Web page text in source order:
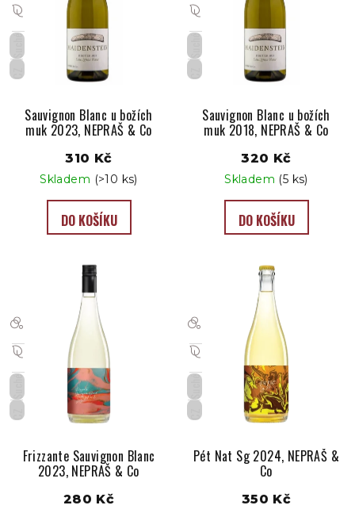
p
r
o
CZ
Suché
Sauvignon Blanc u božích
muk 2023, NEPRAŠ & Co
310 Kč
Skladem (>10 ks)
DO KOŠÍKU
CZ
Suché
Sauvignon Blanc u božích
muk 2018, NEPRAŠ & Co
320 Kč
Skladem (5 ks)
DO KOŠÍKU
CZ
Suché
Frizzante Sauvignon Blanc
2023, NEPRAŠ & Co
280 Kč
CZ
Suché
Pét Nat Sg 2024, NEPRAŠ &
Co
350 Kč